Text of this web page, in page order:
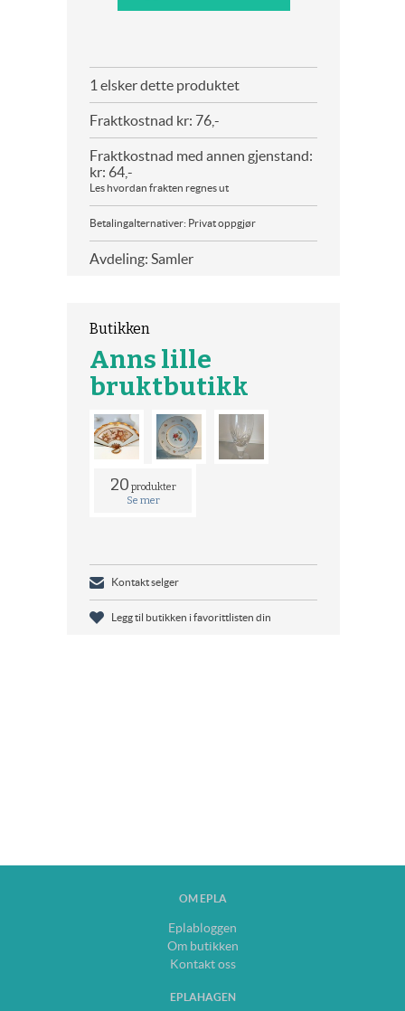
1 elsker dette produktet
Fraktkostnad kr: 76,-
Fraktkostnad med annen gjenstand:
kr: 64,-
Les hvordan frakten regnes ut
Betalingalternativer: Privat oppgjør
Avdeling: Samler
Butikken
Anns lille
bruktbutikk
20 produkter
Se mer
Kontakt selger
Legg til butikken i favorittlisten din
OM EPLA
Eplabloggen
Om butikken
Kontakt oss
EPLAHAGEN